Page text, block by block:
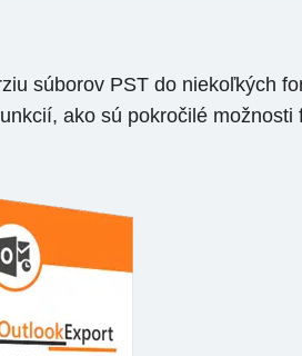
súborov PST do niekoľkých
ako sú pokročilé